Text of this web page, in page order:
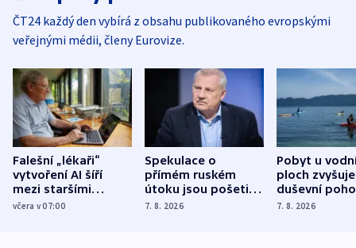
ČT24 každý den vybírá z obsahu publikovaného evropskými
veřejnými médii, členy Eurovize.
Falešní „lékaři“
vytvoření AI šíří
mezi staršími
Poláky nebezpečné
včera v 07:00
Spekulace o
přímém ruském
útoku jsou pošetilé,
míní estonský
7. 8. 2026
Pobyt u
ploch zvyšuje
duševní
ukázala
7. 8. 2026